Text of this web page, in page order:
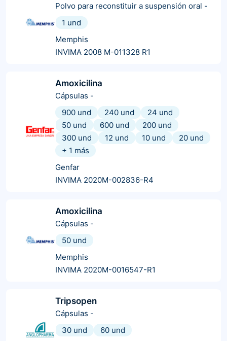
Polvo para reconstituir a suspensión oral -
1 und
Memphis
INVIMA 2008 M-011328 R1
Amoxicilina
Cápsulas -
900 und
240 und
24 und
50 und
600 und
200 und
300 und
12 und 10 und
20 und
+ 1 más
Genfar
INVIMA 2020M-002836-R4
Amoxicilina
Cápsulas -
50 und
Memphis
INVIMA 2020M-0016547-R1
Tripsopen
Cápsulas -
30 und
60 und